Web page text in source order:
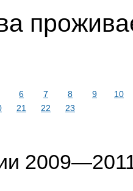
6 7 8 9
10
21 22 23